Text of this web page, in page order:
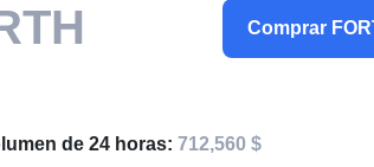
Comprar
de 24 horas: 712,560 $